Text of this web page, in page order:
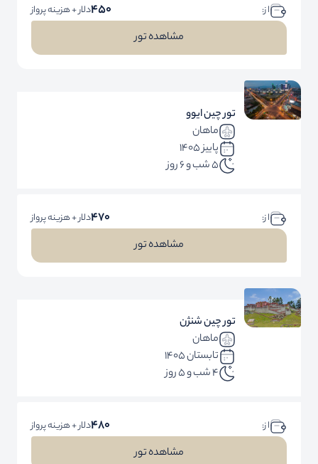
ا ز: 450دلار + هزینه پرواز
مشاهده تور
تور چین ایوو
ماهان
پاییز 1405
5 شب و 6 روز
ا ز: 470دلار + هزینه پرواز
مشاهده تور
تور چین شنژن
ماهان
تابستان 1405
4 شب و 5 روز
ا ز: 480دلار + هزینه پرواز
مشاهده تور